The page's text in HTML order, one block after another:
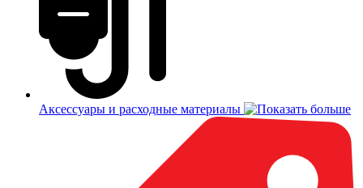
Аксессуары и расходные материалы